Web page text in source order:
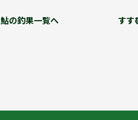
鮎の釣果一覧へ すす